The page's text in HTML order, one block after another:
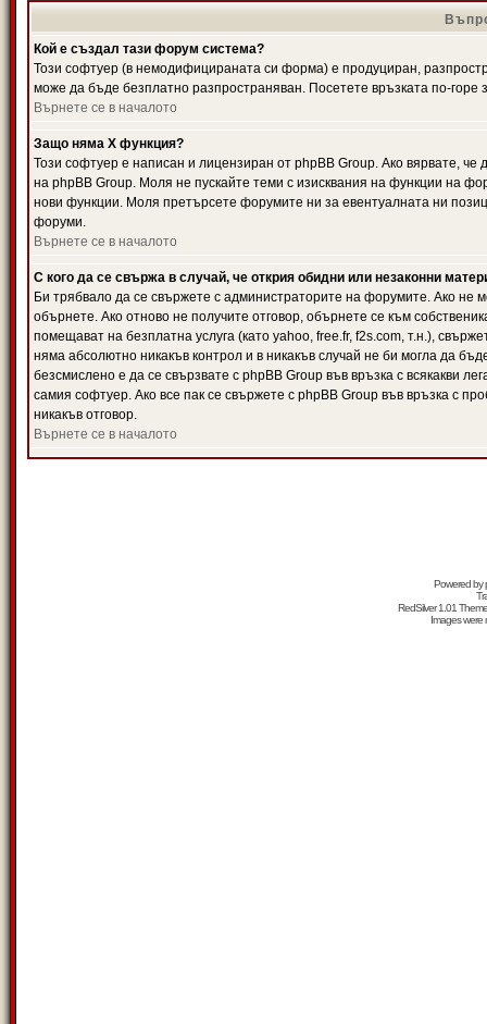
Кой е създал тази форум система?
Този софтуер (в немодифицираната си форма) е продуциран,
може да бъде безплатно разпространяван. Посетете връзката по-горе
Върнете се в началото
Защо няма X функция?
Този софтуер е написан и лицензиран от phpBB Group. Ако вярвате,
на phpBB Group. Моля не пускайте теми с изисквания на функции на
нови функции. Моля претърсете форумите ни за евентуалната ни
форуми.
Върнете се в началото
С кого да се свържа в случай, че открия обидни или незаконни
Би трябвало да се свържете с администраторите на форумите. Ако не
обърнете. Ако отново не получите отговор, обърнете се към
помещават на безплатна услуга (като yahoo, free.fr, f2s.com, т.н.),
няма абсолютно никакъв контрол и в никакъв случай не би могла да
безсмислено е да се свързвате с phpBB Group във връзка с всякакви
самия софтуер. Ако все пак се свържете с phpBB Group във връзка с
никакъв отговор.
Върнете се в началото
Powered by
RedSilver 1.01
Images were